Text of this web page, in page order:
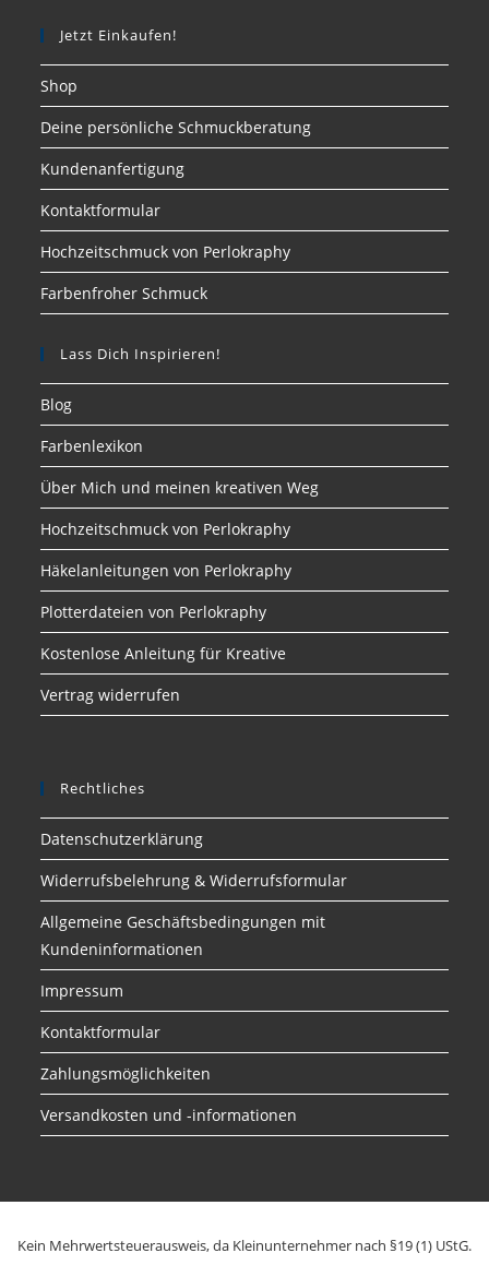
Jetzt Einkaufen!
Shop
Deine persönliche Schmuckberatung
Kundenanfertigung
Kontaktformular
Hochzeitschmuck von Perlokraphy
Farbenfroher Schmuck
Lass Dich Inspirieren!
Blog
Farbenlexikon
Über Mich und meinen kreativen Weg
Hochzeitschmuck von Perlokraphy
Häkelanleitungen von Perlokraphy
Plotterdateien von Perlokraphy
Kostenlose Anleitung für Kreative
Vertrag widerrufen
Rechtliches
Datenschutzerklärung
Widerrufsbelehrung & Widerrufsformular
Allgemeine Geschäftsbedingungen mit
Kundeninformationen
Impressum
Kontaktformular
Zahlungsmöglichkeiten
Versandkosten und -informationen
Kein Mehrwertsteuerausweis, da Kleinunternehmer nach §19 (1) UStG.